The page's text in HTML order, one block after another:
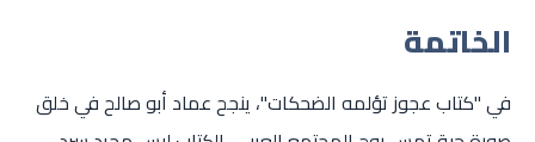
الخاتمة
في "كتاب عجوز تؤلمه الضحكات"، ينجح عماد أبو صالح في خلق